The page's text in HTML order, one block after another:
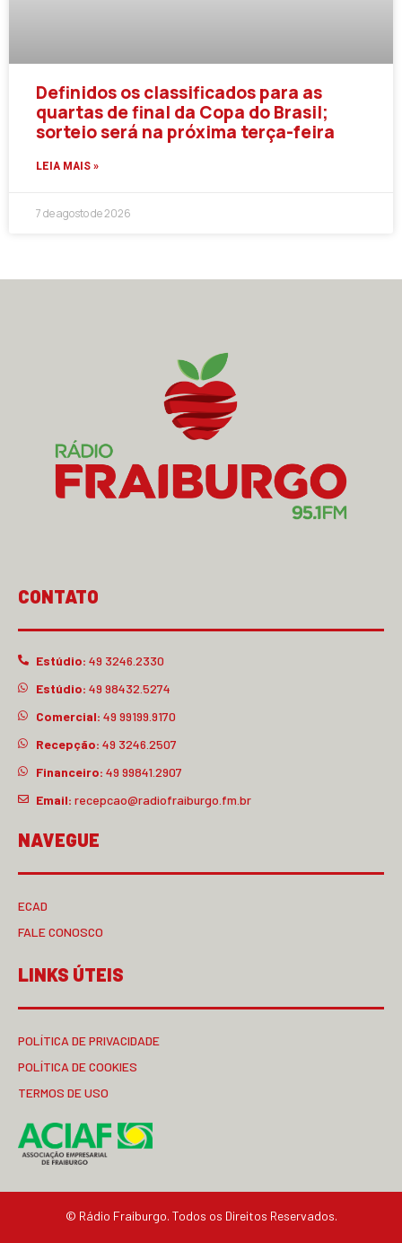
Definidos os classificados para as
quartas de final da Copa do Brasil;
sorteio será na próxima terça-feira
LEIA MAIS »
7 de agosto de 2026
CONTATO
Estúdio: 49 3246.2330
Estúdio: 49 98432.5274
Comercial: 49 99199.9170
Recepção: 49 3246.2507
Financeiro: 49 99841.2907
Email: recepcao@radiofraiburgo.fm.br
NAVEGUE
ECAD
FALE CONOSCO
LINKS ÚTEIS
POLÍTICA DE PRIVACIDADE
POLÍTICA DE COOKIES
TERMOS DE USO
© Rádio Fraiburgo. Todos os Direitos Reservados.